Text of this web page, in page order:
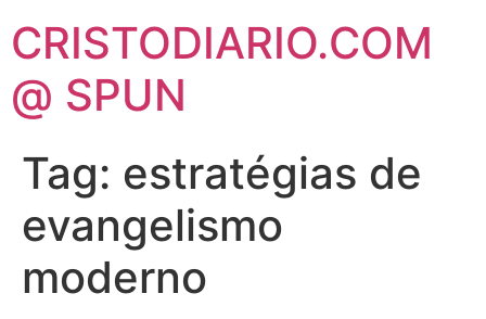
CRISTODIARIO.COM
@ SPUN
Tag: estratégias de
evangelismo
moderno